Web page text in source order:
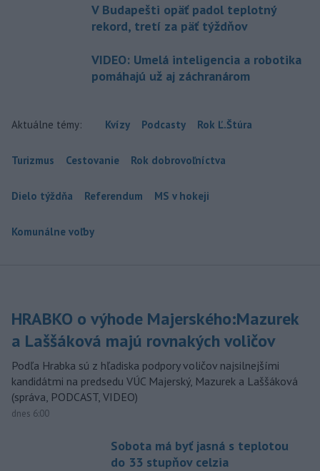
V Budapešti opäť padol teplotný
rekord, tretí za päť týždňov
VIDEO: Umelá inteligencia a robotika
pomáhajú už aj záchranárom
Aktuálne témy: Kvízy Podcasty Rok Ľ.Štúra
Turizmus Cestovanie Rok dobrovoľníctva
Dielo týždňa Referendum MS v hokeji
Komunálne voľby
HRABKO o výhode Majerského:Mazurek
a Laššáková majú rovnakých voličov
Podľa Hrabka sú z hľadiska podpory voličov najsilnejšími
kandidátmi na predsedu VÚC Majerský, Mazurek a Laššáková
(správa, PODCAST, VIDEO)
dnes 6:00
Sobota má byť jasná s teplotou
do 33 stupňov celzia